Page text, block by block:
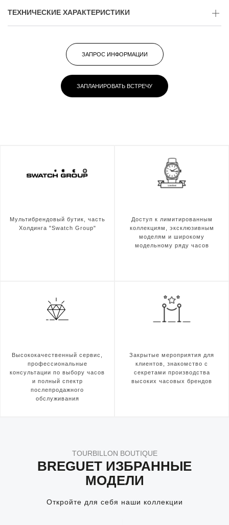
ТЕХНИЧЕСКИЕ ХАРАКТЕРИСТИКИ
ЗАПРОС ИНФОРМАЦИИ
ЗАПЛАНИРОВАТЬ ВСТРЕЧУ
Мультибрендовый бутик, часть
Холдинга "Swatch Group"
Доступ к лимитированным
коллекциям, эксклюзивным
моделям и широкому
модельному ряду часов
Высококачественный сервис,
профессиональные
консультации по выбору часов
и полный спектр
послепродажного
обслуживания
Закрытые мероприятия для
клиентов, знакомство с
секретами производства
высоких часовых брендов
TOURBILLON BOUTIQUE
BREGUET ИЗБРАННЫЕ
МОДЕЛИ
Откройте для себя наши коллекции